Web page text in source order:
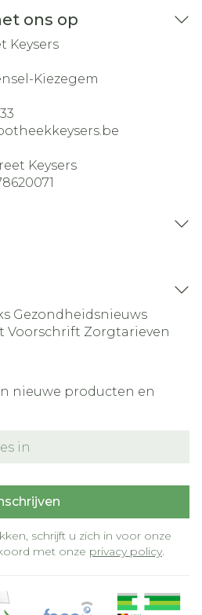
ons op
Keysers
Kiezegem
Keysers
Gezondheidsnieuws
Voorschrift Zorgtarieven
nieuwe producten en
schrijft u zich in voor onze
met onze privacy policy.